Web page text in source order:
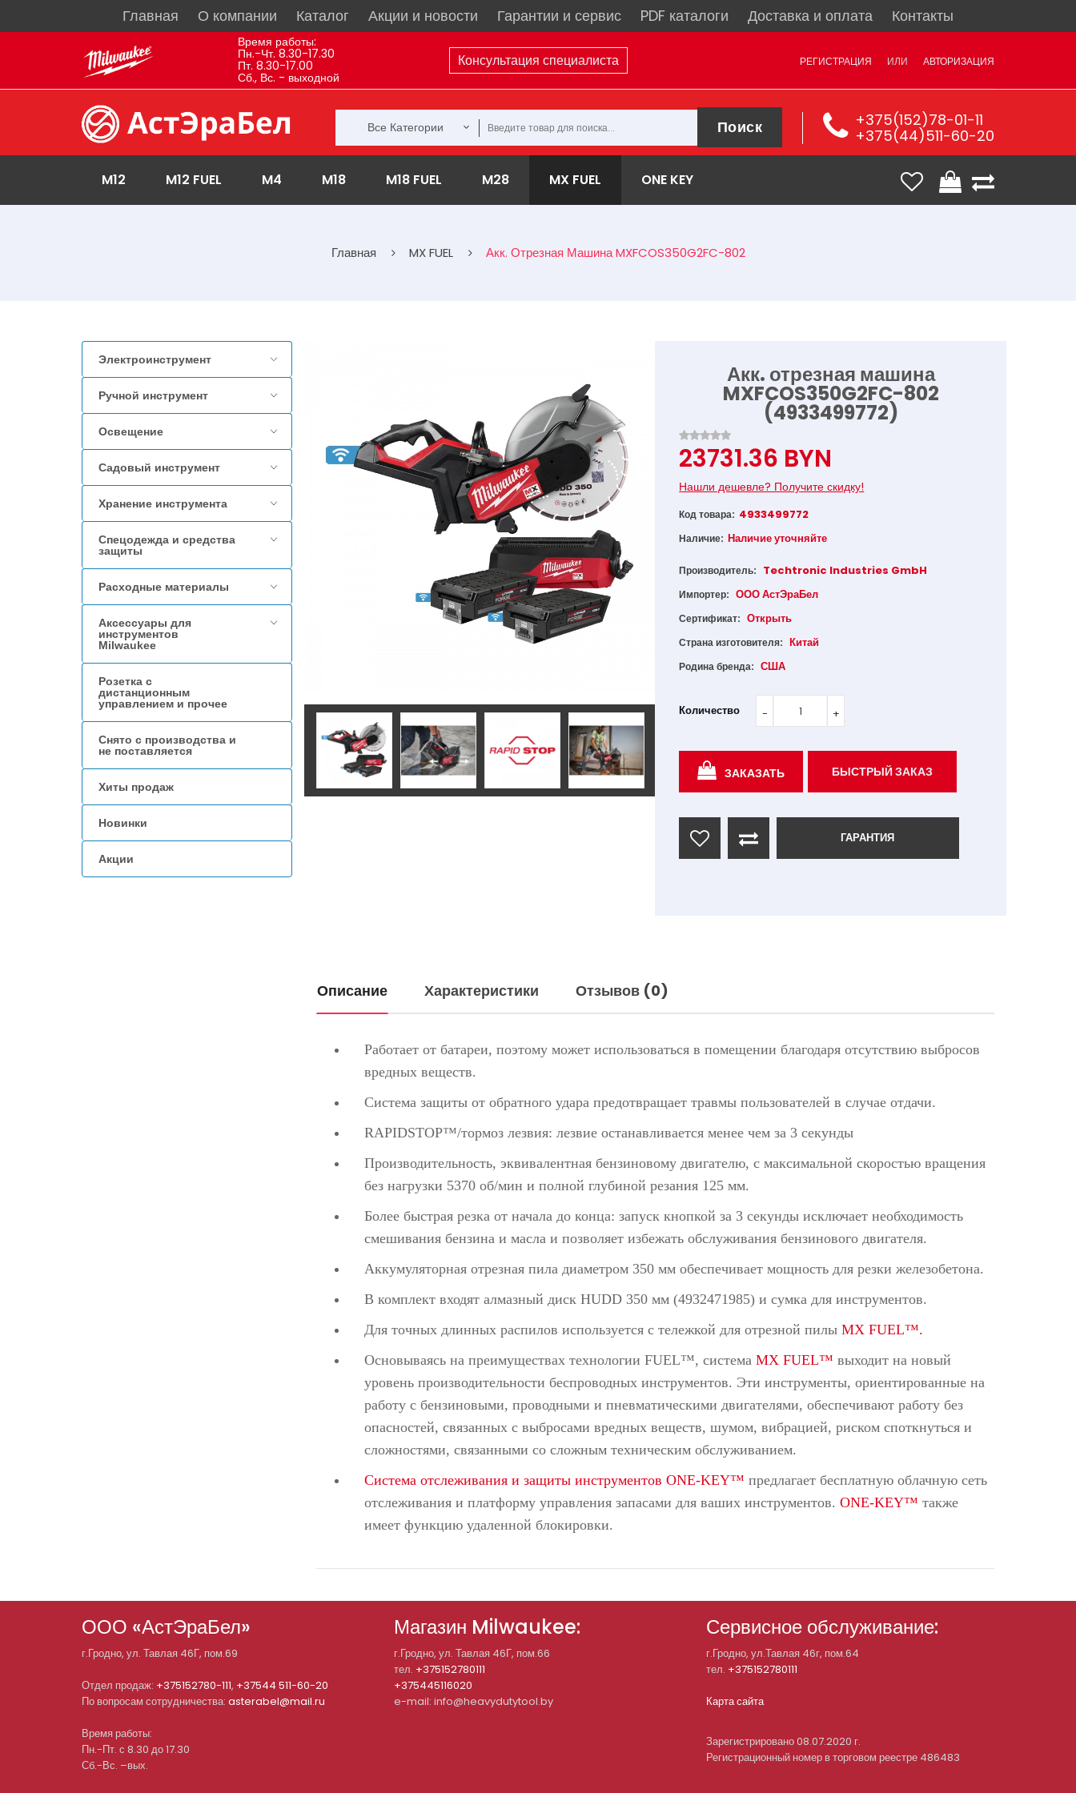
Главная О компании Каталог Акции и новости Гарантии и сервис PDF каталоги Доставка и оплата Контакты
Время работы:
Пн.-Чт. 8.30-17.30
Пт. 8.30-17.00
Сб., Вс. - выходной
Консультация специалиста РЕГИСТРАЦИЯ ИЛИ АВТОРИЗАЦИЯ
+375(152)78-01-11
+375(44)511-60-20
Все Категории Поиск
M12 M12 FUEL M4 M18 M18 FUEL M28 MX FUEL ONE KEY
Главная MX FUEL Акк. Отрезная Машина MXFCOS350G2FC-802
Электроинструмент
Ручной инструмент
Освещение
Садовый инструмент
Хранение инструмента
Спецодежда и средства
защиты
Расходные материалы
Аксессуары для
инструментов
Milwaukee
Розетка с
дистанционным
управлением и прочее
Снято с производства и
не поставляется
Хиты продаж
Новинки
Акции
Акк. отрезная машина
MXFCOS350G2FC-802
(4933499772)
23731.36 BYN
Нашли дешевле? Получите скидку!
Код товара: 4933499772
Наличие: Наличие уточняйте
Производитель: Techtronic Industries GmbH
Импортер: ООО АстЭраБел
Сертификат: Открыть
Страна изготовителя: Китай
Родина бренда: США
Количество
ЗАКАЗАТЬ БЫСТРЫЙ ЗАКАЗ
ГАРАНТИЯ
Описание Характеристики Отзывов (0)
Работает от батареи, поэтому может использоваться в помещении благодаря отсутствию выбросов
вредных веществ.
Система защиты от обратного удара предотвращает травмы пользователей в случае отдачи.
RAPIDSTOP™/тормоз лезвия: лезвие останавливается менее чем за 3 секунды
Производительность, эквивалентная бензиновому двигателю, с максимальной скоростью вращения
без нагрузки 5370 об/мин и полной глубиной резания 125 мм.
Более быстрая резка от начала до конца: запуск кнопкой за 3 секунды исключает необходимость
смешивания бензина и масла и позволяет избежать обслуживания бензинового двигателя.
Аккумуляторная отрезная пила диаметром 350 мм обеспечивает мощность для резки железобетона.
В комплект входят алмазный диск HUDD 350 мм (4932471985) и сумка для инструментов.
Для точных длинных распилов используется с тележкой для отрезной пилы MX FUEL™.
Основываясь на преимуществах технологии FUEL™, система MX FUEL™ выходит на новый
уровень производительности беспроводных инструментов. Эти инструменты, ориентированные на
работу с бензиновыми, проводными и пневматическими двигателями, обеспечивают работу без
опасностей, связанных с выбросами вредных веществ, шумом, вибрацией, риском споткнуться и
сложностями, связанными со сложным техническим обслуживанием.
Система отслеживания и защиты инструментов ONE-KEY™ предлагает бесплатную облачную сеть
отслеживания и платформу управления запасами для ваших инструментов. ONE-KEY™ также
имеет функцию удаленной блокировки.
ООО «АстЭраБел»
г.Гродно, ул. Тавлая 46Г, пом.69
Отдел продаж: +375152780-111, +37544 511-60-20
По вопросам сотрудничества: asterabel@mail.ru
Время работы:
Пн.-Пт. с 8.30 до 17.30
Сб.-Вс. –вых.
Магазин Milwaukee:
г.Гродно, ул. Тавлая 46Г, пом.66
тел. +375152780111
+375445116020
e-mail: info@heavydutytool.by
Сервисное обслуживание:
г.Гродно, ул.Тавлая 46г, пом.64
тел. +375152780111
Карта сайта
Зарегистрировано 08.07.2020 г.
Регистрационный номер в торговом реестре 486483